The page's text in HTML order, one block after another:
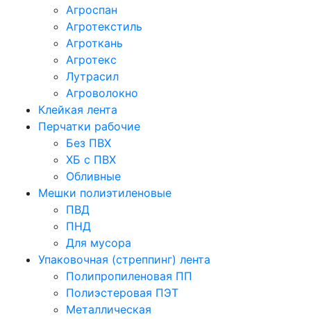
Агроспан
Агротекстиль
Агроткань
Агротекс
Лутрасил
Агроволокно
Клейкая лента
Перчатки рабочие
Без ПВХ
ХБ с ПВХ
Обливные
Мешки полиэтиленовые
ПВД
ПНД
Для мусора
Упаковочная (стреппинг) лента
Полипропиленовая ПП
Полиэстеровая ПЭТ
Металлическая